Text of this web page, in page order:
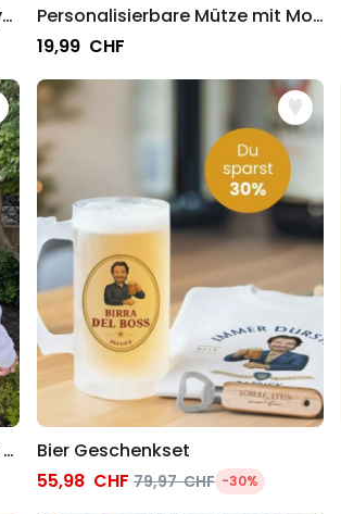
Personalisierbare Mütze mit Symbol und Text
Personalisierbare Mütze mit Monogramm
19,99 CHF
Personalisierbarer Pullover mit Schwarz Weiß Fotos und Text
Bier Geschenkset
55,98 CHF 79,97 CHF -30%